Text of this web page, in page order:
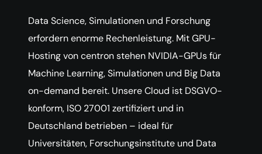
Data Science, Simulationen und Forschung
erfordern enorme Rechenleistung. Mit GPU-
Hosting von centron stehen NVIDIA-GPUs für
Machine Learning, Simulationen und Big Data
on-demand bereit. Unsere Cloud ist DSGVO-
konform, ISO 27001 zertifiziert und in
Deutschland betrieben – ideal für
Universitäten, Forschungsinstitute und Data